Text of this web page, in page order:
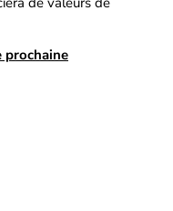
prochaine